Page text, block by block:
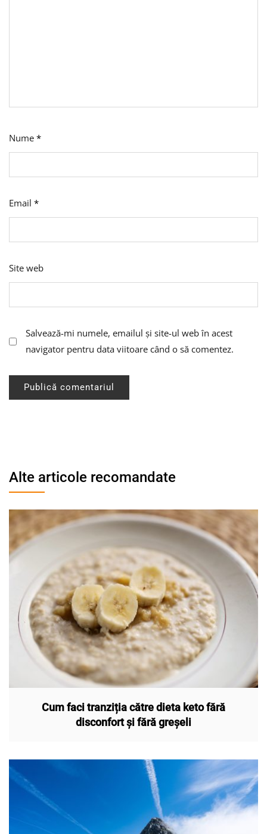
Nume *
Email *
Site web
Salvează-mi numele, emailul și site-ul web în acest
navigator pentru data viitoare când o să comentez.
Alte articole recomandate
Cum faci tranziția către dieta keto fără
disconfort și fără greșeli